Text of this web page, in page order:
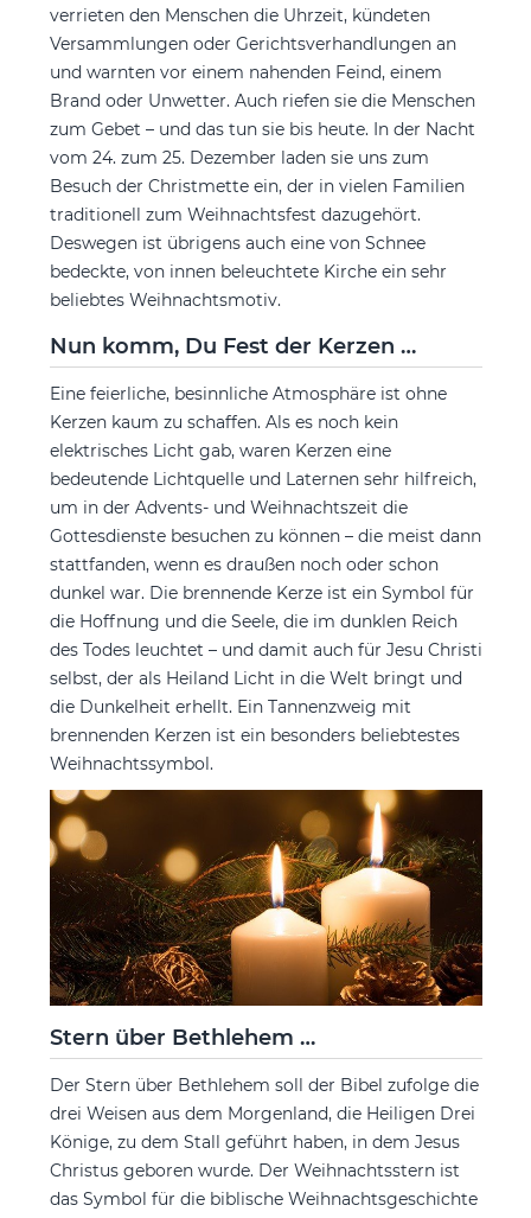
verrieten den Menschen die Uhrzeit, kündeten
Versammlungen oder Gerichtsverhandlungen an
und warnten vor einem nahenden Feind, einem
Brand oder Unwetter. Auch riefen sie die Menschen
zum Gebet – und das tun sie bis heute. In der Nacht
vom 24. zum 25. Dezember laden sie uns zum
Besuch der Christmette ein, der in vielen Familien
traditionell zum Weihnachtsfest dazugehört.
Deswegen ist übrigens auch eine von Schnee
bedeckte, von innen beleuchtete Kirche ein sehr
beliebtes Weihnachtsmotiv.
Nun komm, Du Fest der Kerzen …
Eine feierliche, besinnliche Atmosphäre ist ohne
Kerzen kaum zu schaffen. Als es noch kein
elektrisches Licht gab, waren Kerzen eine
bedeutende Lichtquelle und Laternen sehr hilfreich,
um in der Advents- und Weihnachtszeit die
Gottesdienste besuchen zu können – die meist dann
stattfanden, wenn es draußen noch oder schon
dunkel war. Die brennende Kerze ist ein Symbol für
die Hoffnung und die Seele, die im dunklen Reich
des Todes leuchtet – und damit auch für Jesu Christi
selbst, der als Heiland Licht in die Welt bringt und
die Dunkelheit erhellt. Ein Tannenzweig mit
brennenden Kerzen ist ein besonders beliebtestes
Weihnachtssymbol.
Stern über Bethlehem …
Der Stern über Bethlehem soll der Bibel zufolge die
drei Weisen aus dem Morgenland, die Heiligen Drei
Könige, zu dem Stall geführt haben, in dem Jesus
Christus geboren wurde. Der Weihnachtsstern ist
das Symbol für die biblische Weihnachtsgeschichte